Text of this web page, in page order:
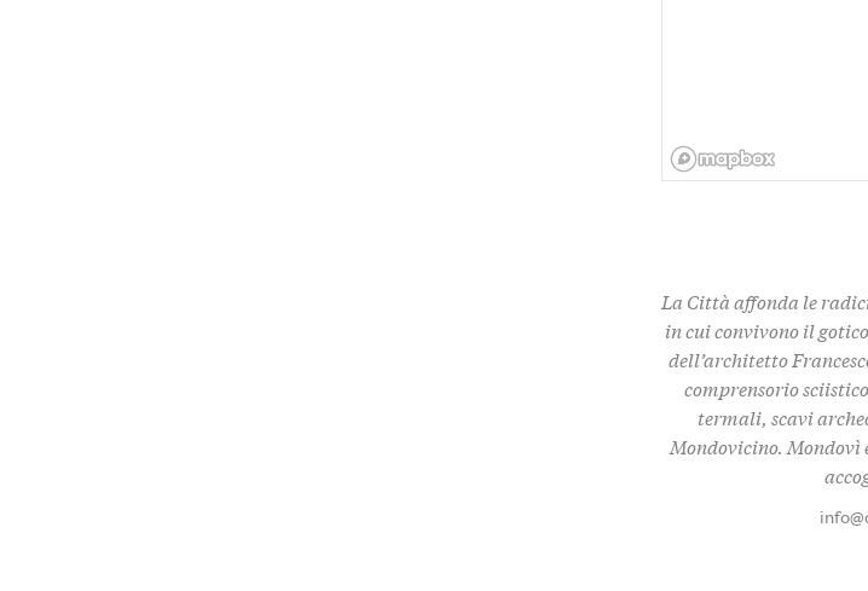
La Città affonda le
in cui convivono il
dell’architetto
comprensorio
termali, scavi
Mondovicino. Mondovì